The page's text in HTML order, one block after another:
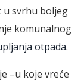
u svrhu boljeg
komunalnog
otpada.
–u koje vreće